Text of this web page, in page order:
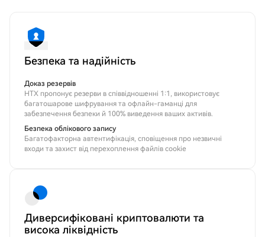
Безпека та надійність
Доказ резервів
HTX пропонує резерви в співвідношенні 1:1, використовує
багатошарове шифрування та офлайн-гаманці для
забезпечення безпеки й 100% виведення ваших активів.
Безпека облікового запису
Багатофакторна автентифікація, сповіщення про незвичні
входи та захист від перехоплення файлів cookie
Диверсифіковані криптовалюти та
висока ліквідність